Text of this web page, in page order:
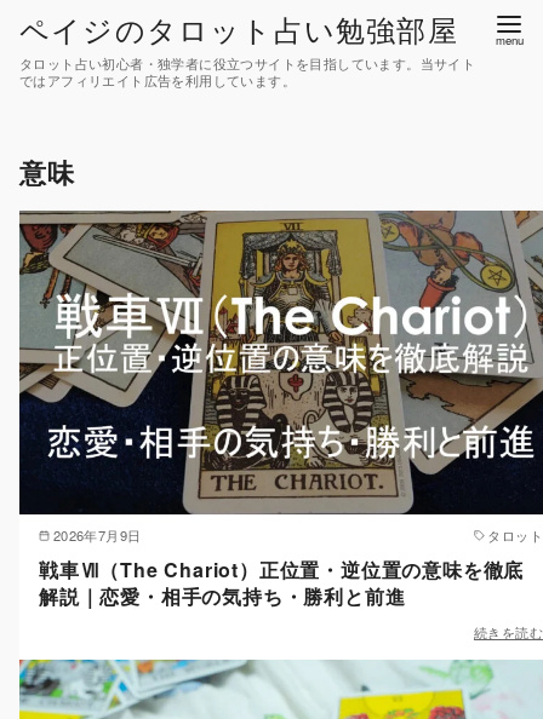
へ
ペイジのタロット占い勉強部屋
タロット占い初心者・独学者に役立つサイトを目指しています。当サイト
ではアフィリエイト広告を利用しています。
意味
2026年7月9日 タロット
戦車Ⅶ（The Chariot）正位置・逆位置の意味を徹底
解説｜恋愛・相手の気持ち・勝利と前進
続きを読む